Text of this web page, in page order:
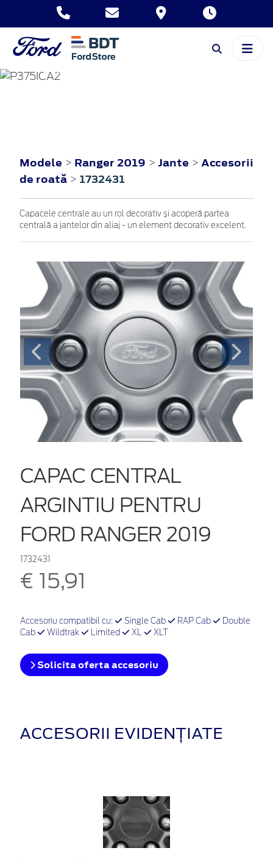
RANGER
Modele > Ranger 2019 > Jante > Accesorii
de roată > 1732431
Capacele centrale au un rol decorativ și acoperă partea
centrală a jantelor din aliaj - un element decorativ excelent.
CAPAC CENTRAL
ARGINTIU PENTRU
FORD RANGER 2019
1732431
€ 15,91
Accesoriu compatibil cu: Single Cab RAP Cab
Double
Cab
Wildtrak Limited XL XLT
Solicita oferta accesoriu
ACCESORII EVIDENȚIATE